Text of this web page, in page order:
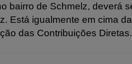
bairro de Schmelz, deverá
Está igualmente em cima
das Contribuições Diretas.